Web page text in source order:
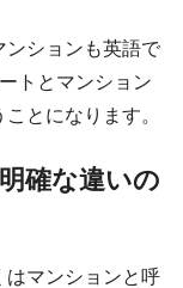
ンションも英語で
トとマンション
とになります。
確な違いの
はマンションと呼